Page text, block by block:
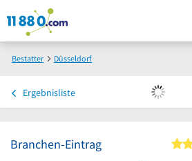
Bestatter
Düsseldorf
Ergebnisliste
Branchen-Eintrag